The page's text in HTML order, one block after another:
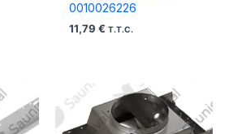
0010026226
11,79 € T.T.C.